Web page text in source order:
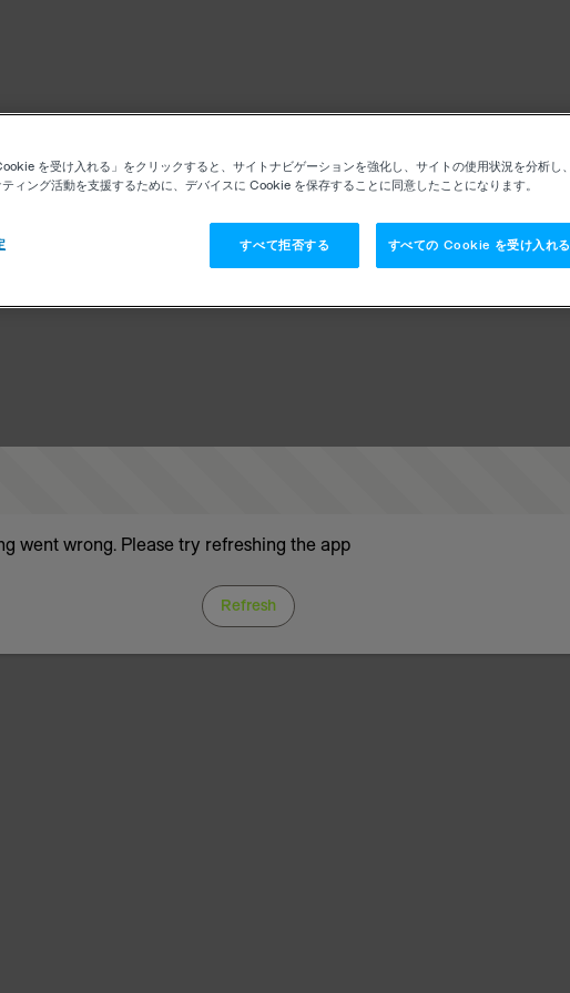
went wrong. Please try refreshing the app
Refresh
を受け入れる」をクリックすると、サイトナビゲーションを強化し、サイトの使用状況を分析し、
ィング活動を支援するために、デバイスに Cookie を保存することに同意したことになります。
すべて拒否する すべての Cookie を受け入れる